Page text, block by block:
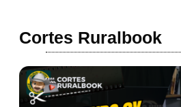
Cortes Ruralbook